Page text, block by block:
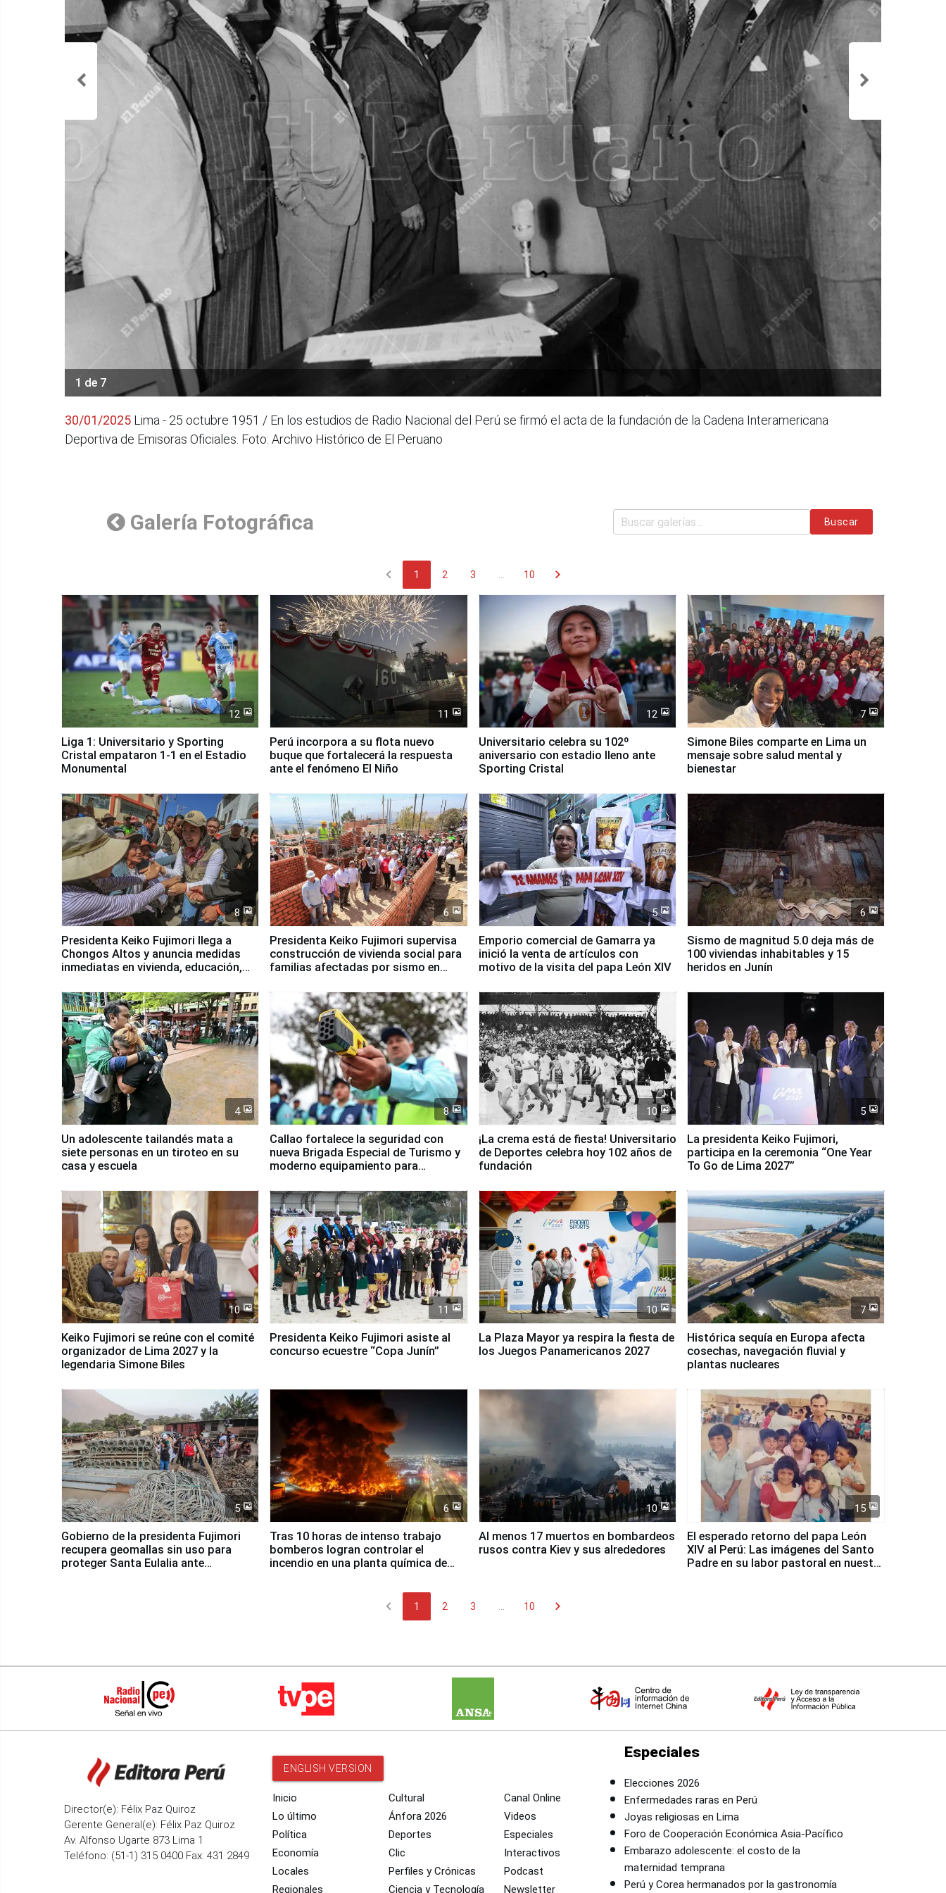
1 de 7
30/01/2025 Lima - 25 octubre 1951 / En los estudios de Radio Nacional del Perú se firmó el acta de la fundación de la Cadena Interamericana
Deportiva de Emisoras Oficiales. Foto: Archivo Histórico de El Peruano
Galería Fotográfica Buscar
chevron_left 1 2 3 ... 10 chevron_right
12
Liga 1: Universitario y Sporting
Cristal empataron 1-1 en el Estadio
Monumental
11
Perú incorpora a su flota nuevo
buque que fortalecerá la respuesta
ante el fenómeno El Niño
12
Universitario celebra su 102º
aniversario con estadio lleno ante
Sporting Cristal
7
Simone Biles comparte en Lima un
mensaje sobre salud mental y
bienestar
8
Presidenta Keiko Fujimori llega a
Chongos Altos y anuncia medidas
inmediatas en vivienda, educación,
6
Presidenta Keiko Fujimori supervisa
construcción de vivienda social para
familias afectadas por sismo en
5
Emporio comercial de Gamarra ya
inició la venta de artículos con
motivo de la visita del papa León XIV
6
Sismo de magnitud 5.0 deja más de
100 viviendas inhabitables y 15
heridos en Junín
4
Un adolescente tailandés mata a
siete personas en un tiroteo en su
casa y escuela
8
Callao fortalece la seguridad con
nueva Brigada Especial de Turismo y
moderno equipamiento para
10
¡La crema está de fiesta! Universitario
de Deportes celebra hoy 102 años de
fundación
5
La presidenta Keiko Fujimori,
participa en la ceremonia “One Year
To Go de Lima 2027”
10
Keiko Fujimori se reúne con el comité
organizador de Lima 2027 y la
legendaria Simone Biles
11
Presidenta Keiko Fujimori asiste al
concurso ecuestre “Copa Junín”
10
La Plaza Mayor ya respira la fiesta de
los Juegos Panamericanos 2027
7
Histórica sequía en Europa afecta
cosechas, navegación fluvial y
plantas nucleares
5
Gobierno de la presidenta Fujimori
recupera geomallas sin uso para
proteger Santa Eulalia ante
6
Tras 10 horas de intenso trabajo
bomberos logran controlar el
incendio en una planta química de
10
Al menos 17 muertos en bombardeos
rusos contra Kiev y sus alrededores
15
El esperado retorno del papa León
XIV al Perú: Las imágenes del Santo
Padre en su labor pastoral en nuestro
chevron_left 1 2 3 ... 10 chevron_right
Director(e): Félix Paz Quiroz
Gerente General(e): Félix Paz Quiroz
Av. Alfonso Ugarte 873 Lima 1
Teléfono: (51-1) 315 0400 Fax: 431 2849
ENGLISH VERSION
Inicio
Lo último
Política
Economía
Locales
Regionales
Cultural
Ánfora 2026
Deportes
Clic
Perfiles y Crónicas
Ciencia y Tecnología
Canal Online
Videos
Especiales
Interactivos
Podcast
Newsletter
Especiales
Elecciones 2026
Enfermedades raras en Perú
Joyas religiosas en Lima
Foro de Cooperación Económica Asia-Pacífico
Embarazo adolescente: el costo de la
maternidad temprana
Perú y Corea hermanados por la gastronomía